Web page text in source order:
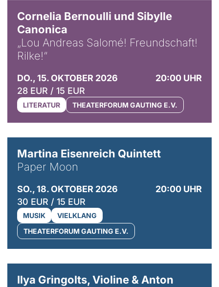
Cornelia Bernoulli und Sibylle
Canonica
„Lou Andreas Salomé! Freundschaft!
Rilke!“
DO., 15. OKTOBER 2026
20:00 UHR
28 EUR / 15 EUR
LITERATUR THEATERFORUM GAUTING E.V.
Martina Eisenreich Quintett
Paper Moon
SO., 18. OKTOBER 2026
20:00 UHR
30 EUR / 15 EUR
MUSIK
VIELKLANG
THEATERFORUM GAUTING E.V.
Ilya Gringolts, Violine & Anton